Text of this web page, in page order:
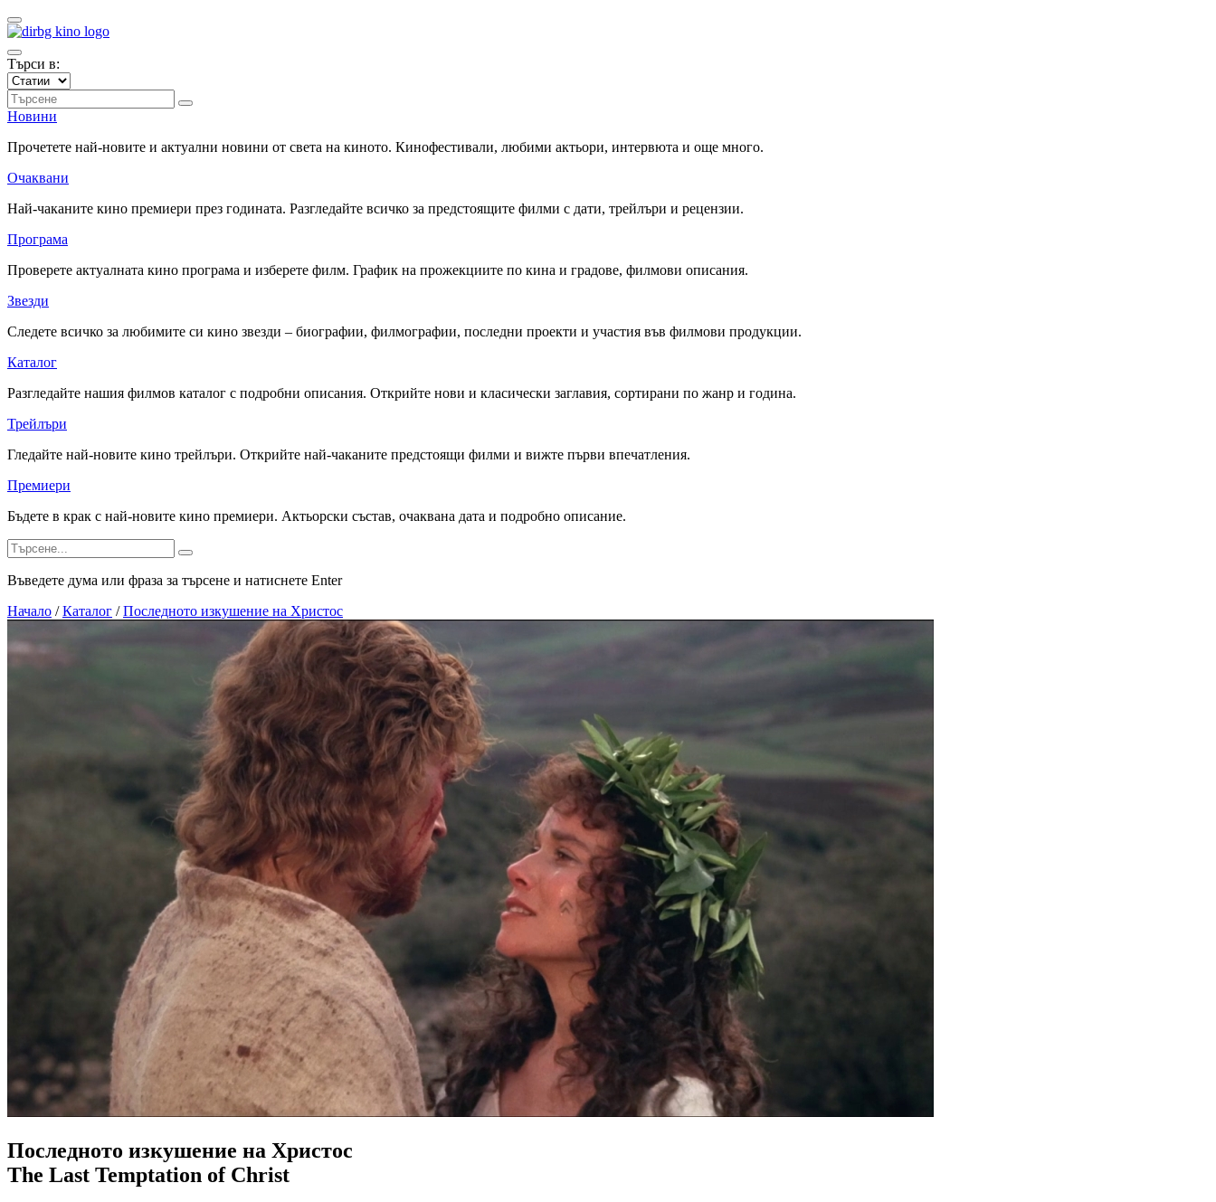
Търси в:
Новини
Прочетете най-новите и актуални новини от света на киното. Кинофестивали, любими актьори, интервюта и още много.
Очаквани
Най-чаканите кино премиери през годината. Разгледайте всичко за предстоящите филми с дати, трейлъри и рецензии.
Програма
Проверете актуалната кино програма и изберете филм. График на прожекциите по кина и градове, филмови описания.
Звезди
Следете всичко за любимите си кино звезди – биографии, филмографии, последни проекти и участия във филмови продукции.
Каталог
Разгледайте нашия филмов каталог с подробни описания. Открийте нови и класически заглавия, сортирани по жанр и година.
Трейлъри
Гледайте най-новите кино трейлъри. Открийте най-чаканите предстоящи филми и вижте първи впечатления.
Премиери
Бъдете в крак с най-новите кино премиери. Актьорски състав, очаквана дата и подробно описание.
Въведете дума или фраза за търсене и натиснете Enter
Начало / Каталог / Последното изкушение на Христос
Последното изкушение на Христос
The Last Temptation of Christ